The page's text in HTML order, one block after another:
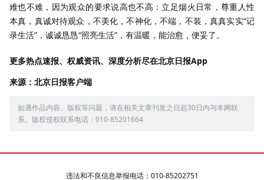
难也不难，因为观众的要求说高也不高：立足烟火日常，尊重人性
本真，真诚对待观众，不美化，不神化，不端，不装，真真实实“记
录生活”，诚诚恳恳“照亮生活”，有温暖，能治愈，便妥了。
更多热点速报、权威资讯、深度分析尽在北京日报App
来源：北京日报客户端
如遇作品内容、版权等问题，请在相关文章刊发之日起30日内与本网联
系。版权侵权联系电话：010-85201664
违法和不良信息举报电话：010-85202751